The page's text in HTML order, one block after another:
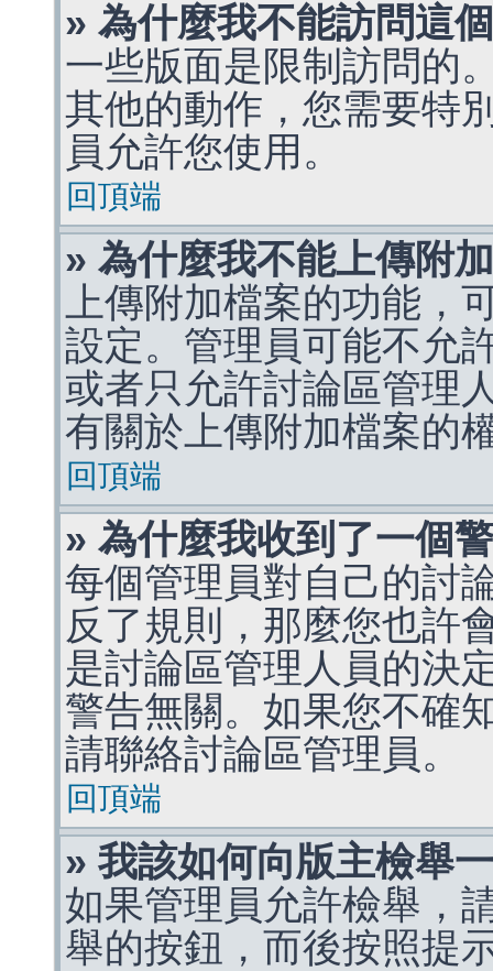
» 為什麼我不能訪問這
一些版面是限制訪問的
其他的動作，您需要特
員允許您使用。
回頂端
» 為什麼我不能上傳附
上傳附加檔案的功能，
設定。管理員可能不允
或者只允許討論區管理
有關於上傳附加檔案的
回頂端
» 為什麼我收到了一個
每個管理員對自己的討
反了規則，那麼您也許
是討論區管理人員的決
警告無關。如果您不確
請聯絡討論區管理員。
回頂端
» 我該如何向版主檢舉
如果管理員允許檢舉，
舉的按鈕，而後按照提